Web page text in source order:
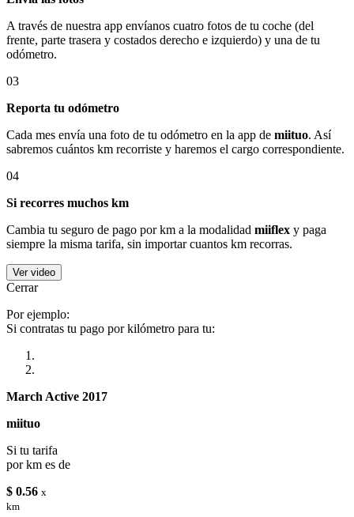
A través de nuestra app envíanos cuatro fotos de tu coche (del
frente, parte trasera y costados derecho e izquierdo) y una de tu
odómetro.
03
Reporta tu odómetro
Cada mes envía una foto de tu odómetro en la app de miituo. Así
sabremos cuántos km recorriste y haremos el cargo correspondiente.
04
Si recorres muchos km
Cambia tu seguro de pago por km a la modalidad miiflex y paga
siempre la misma tarifa, sin importar cuantos km recorras.
Ver video
Cerrar
Por ejemplo:
Si contratas tu pago por kilómetro para tu:
March Active 2017
miituo
Si tu tarifa
por km es de
$ 0.56 x
km